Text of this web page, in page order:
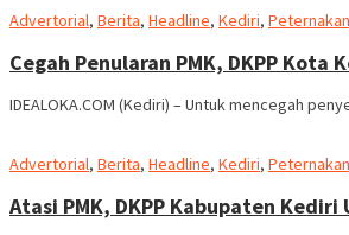
Advertorial, Berita, Headline, Kediri, Peternakan
Cegah Penularan PMK, DKPP
IDEALOKA.COM (Kediri) – Untuk mencegah
Advertorial, Berita, Headline, Kediri, Peternakan
Atasi PMK, DKPP Kabupaten